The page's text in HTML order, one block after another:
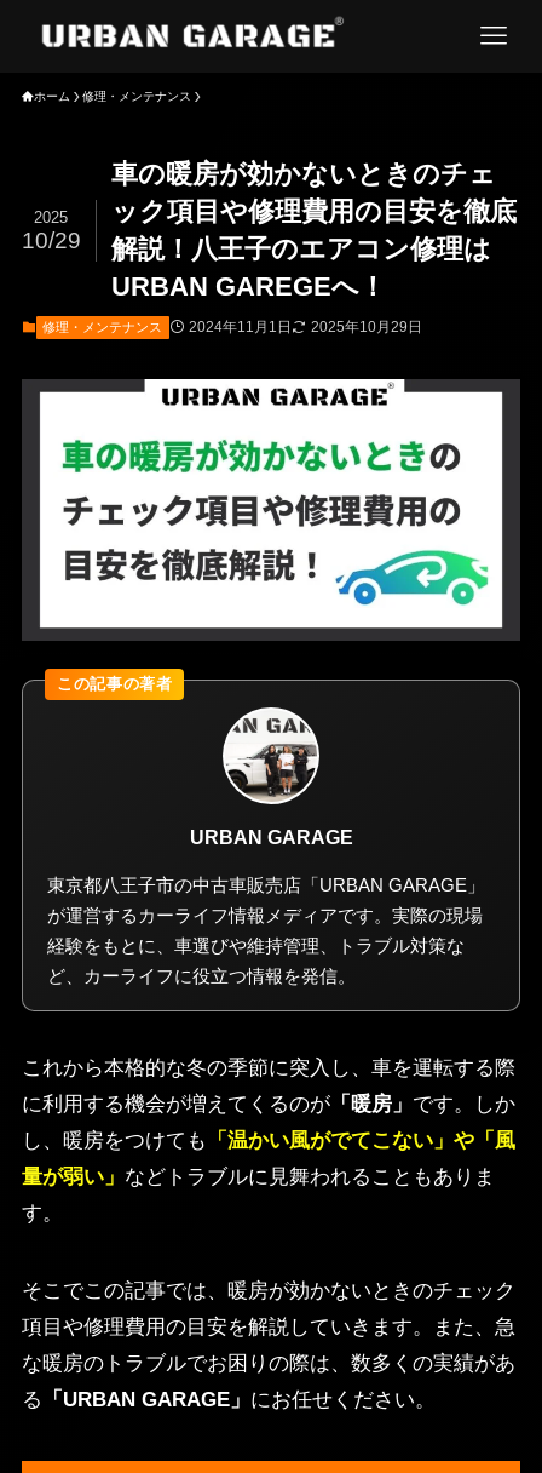
ホーム 修理・メンテナンス
車の暖房が効かないときのチェ
ック項目や修理費用の目安を徹底
解説！八王子のエアコン修理は
URBAN GAREGEへ！
2025
10/29
修理・メンテナンス 2024年11月1日 2025年10月29日
URBAN GARAGE
東京都八王子市の中古車販売店「URBAN GARAGE」
が運営するカーライフ情報メディアです。実際の現場
経験をもとに、車選びや維持管理、トラブル対策な
ど、カーライフに役立つ情報を発信。
これから本格的な冬の季節に突入し、車を運転する際
に利用する機会が増えてくるのが「暖房」 です。しか
し、暖房をつけても
「温かい風がでてこない」や「風
量が弱い」 などトラブルに見舞われることもありま
す。
そこでこの記事では、暖房が効かないときのチェック
項目や修理費用の目安を解説していきます。また、急
な暖房のトラブルでお困りの際は、数多くの実績があ
る
「URBAN GARAGE」 にお任せください。